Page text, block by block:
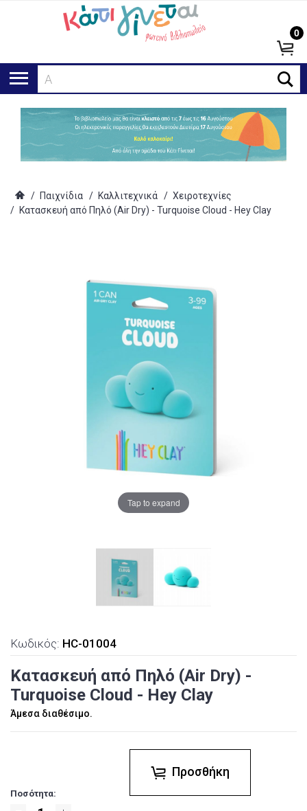
Αναζ
0
/ Παιχνίδια / Καλλιτεχνικά / Χειροτεχνίες
/ Κατασκευή από Πηλό (Air Dry) - Turquoise Cloud - Hey Clay
Tap to expand
Κωδικός: HC-01004
Κατασκευή από Πηλό (Air Dry) -
Turquoise Cloud - Hey Clay
Άμεσα διαθέσιμο.
Ποσότητα:
Προσθήκη